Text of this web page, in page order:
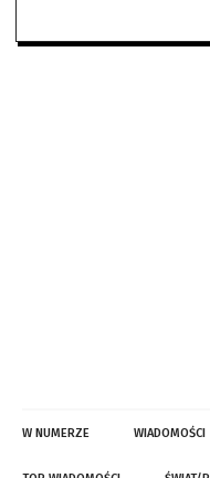
W NUMERZE WIADOMOŚCI